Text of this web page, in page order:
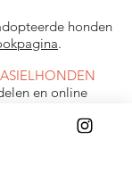
honden
.
en online